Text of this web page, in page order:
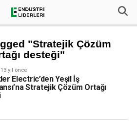
"Stratejik Çözüm
desteği"
13 yıl önce
Electric’den Yeşil İş
Stratejik Çözüm Ortağı